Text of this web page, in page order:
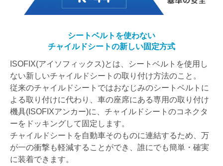
シートベルトを使わない
チャイルドシートの新しい固定方式
ISOFIX(アイソフィックス)とは、シートベルトを使用し
ない新しいチャイルドシートの取り付け方法のこと。
従来のチャイルドシートではおなじみのシートベルトに
よる取り付けに代わり、車の座席にある専用の取り付け
機具(ISOFIXアンカー)に、チャイルドシートのコネクタ
ーをドッキングして固定します。
チャイルドシートを自動車そのものに連結するため、万
が一の衝撃も軽減することができ、誰にでも簡単・確実
に装着できます。